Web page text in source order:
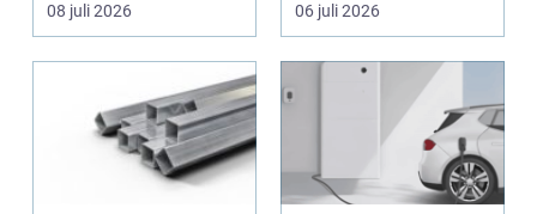
08 juli 2026 06 juli 2026